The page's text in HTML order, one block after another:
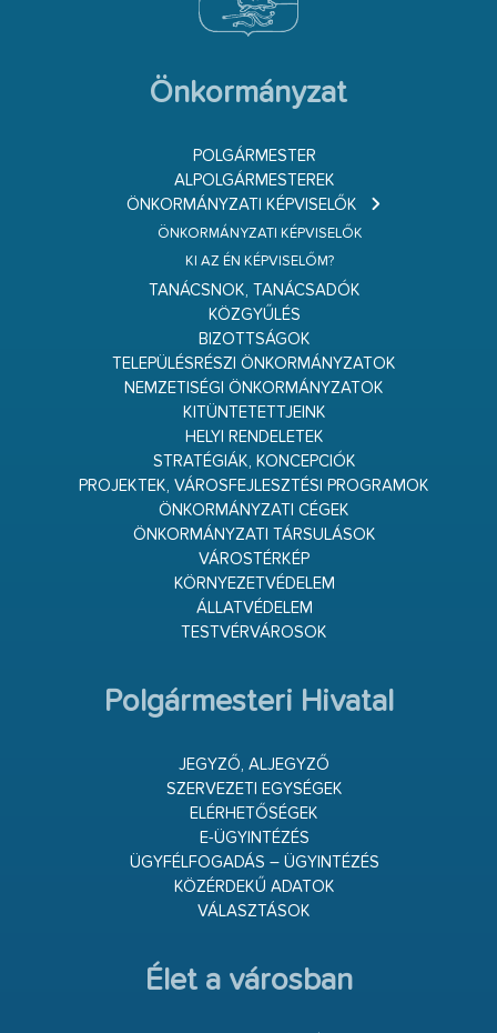
Önkormányzat
POLGÁRMESTER
ALPOLGÁRMESTEREK
ÖNKORMÁNYZATI KÉPVISELŐK
ÖNKORMÁNYZATI KÉPVISELŐK
KI AZ ÉN KÉPVISELŐM?
TANÁCSNOK, TANÁCSADÓK
KÖZGYŰLÉS
BIZOTTSÁGOK
TELEPÜLÉSRÉSZI ÖNKORMÁNYZATOK
NEMZETISÉGI ÖNKORMÁNYZATOK
KITÜNTETETTJEINK
HELYI RENDELETEK
STRATÉGIÁK, KONCEPCIÓK
PROJEKTEK, VÁROSFEJLESZTÉSI PROGRAMOK
ÖNKORMÁNYZATI CÉGEK
ÖNKORMÁNYZATI TÁRSULÁSOK
VÁROSTÉRKÉP
KÖRNYEZETVÉDELEM
ÁLLATVÉDELEM
TESTVÉRVÁROSOK
Polgármesteri Hivatal
JEGYZŐ, ALJEGYZŐ
SZERVEZETI EGYSÉGEK
ELÉRHETŐSÉGEK
E-ÜGYINTÉZÉS
ÜGYFÉLFOGADÁS – ÜGYINTÉZÉS
KÖZÉRDEKŰ ADATOK
VÁLASZTÁSOK
Élet a városban